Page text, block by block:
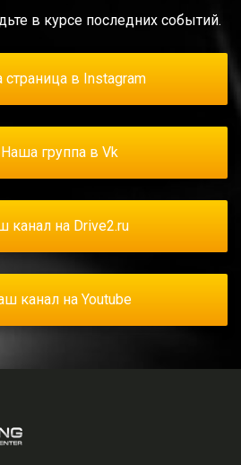
в курсе последних событий.
страница в Instagram
Наша группа в Vk
канал на Drive2.ru
канал на Youtube